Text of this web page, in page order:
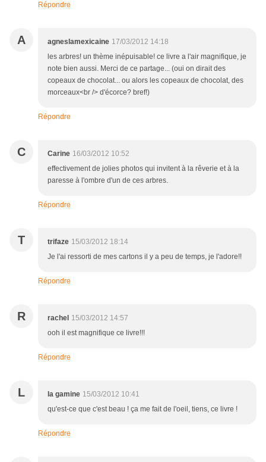
Répondre
A agneslamexicaine 17/03/2012 14:18
les arbres! un thème inépuisable! ce livre a l'air magnifique, je
note bien aussi. Merci de ce partage... (oui on dirait des
copeaux de chocolat... ou alors les copeaux de chocolat, des
morceaux<br /> d'écorce? bref!)
Répondre
C Carine 16/03/2012 10:52
effectivement de jolies photos qui invitent à la rêverie et à la
paresse à l'ombre d'un de ces arbres.
Répondre
T trifaze 15/03/2012 18:14
Je l'ai ressorti de mes cartons il y a peu de temps, je l'adore!!
Répondre
R rachel 15/03/2012 14:57
ooh il est magnifique ce livre!!!
Répondre
L la gamine 15/03/2012 10:41
qu'est-ce que c'est beau ! ça me fait de l'oeil, tiens, ce livre !
Répondre